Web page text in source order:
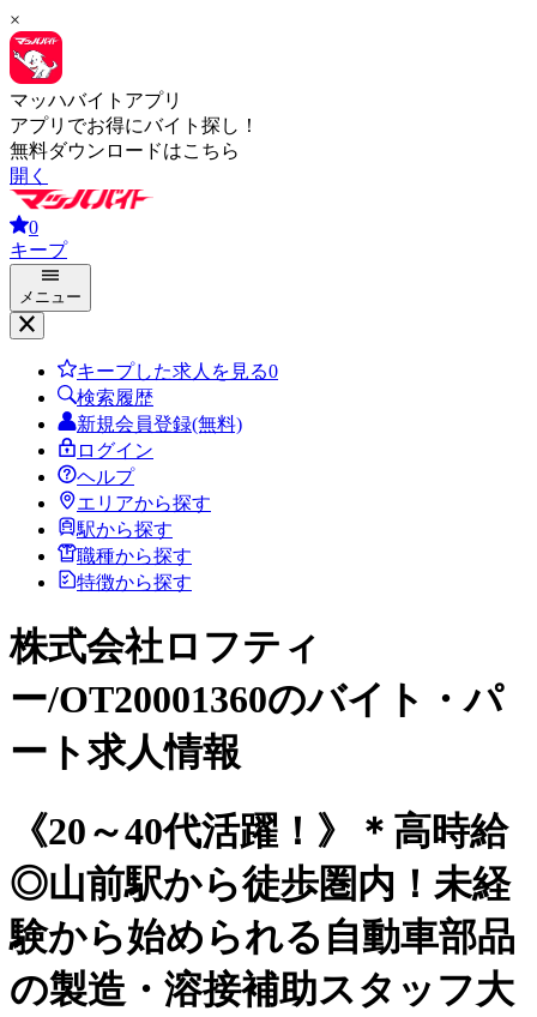
×
マッハバイトアプリ
アプリでお得にバイト探し！
無料ダウンロードはこちら
開く
0
キープ
メニュー
キープした求人を見る0
検索履歴
新規会員登録(無料)
ログイン
ヘルプ
エリアから探す
駅から探す
職種から探す
特徴から探す
株式会社ロフティ
ー/OT20001360のバイト・パ
ート求人情報
《20～40代活躍！》＊高時給
◎山前駅から徒歩圏内！未経
験から始められる自動車部品
の製造・溶接補助スタッフ大